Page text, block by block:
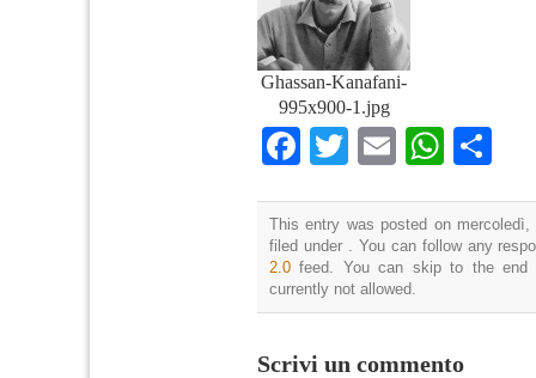
Ghassan-Kanafani-
995x900-1.jpg
Facebook
TwitterEmail
This entry was posted on
filed under . You can follow any
2.0 feed. You can skip to the end
currently not allowed.
Scrivi un commento